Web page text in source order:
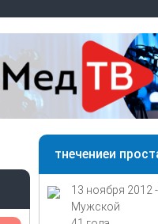
тнечениеи
13 ноября 2012
Мужской